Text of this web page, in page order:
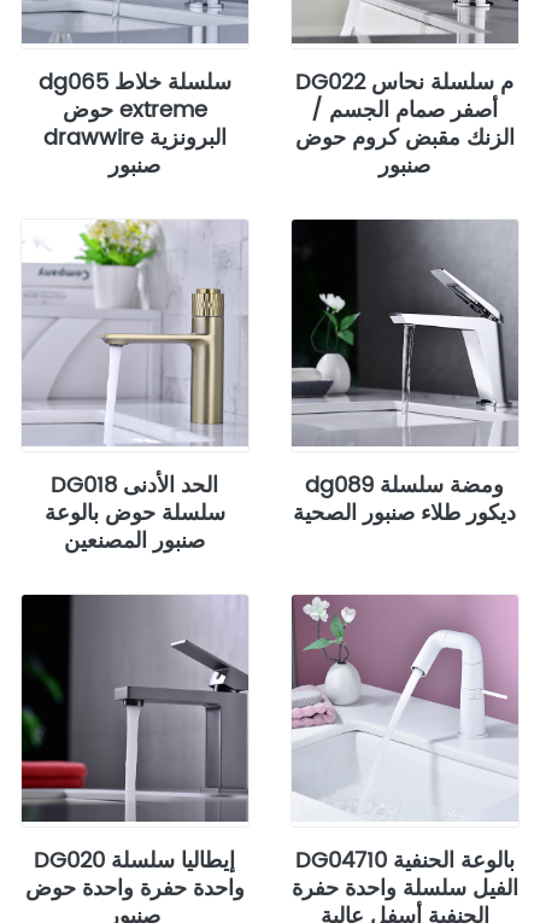
dg065 سلسلة خلاط
حوض extreme
drawwire البرونزية
صنبور
DG022 م سلسلة نحاس
أصفر صمام الجسم /
الزنك مقبض كروم حوض
صنبور
DG018 الحد الأدنى
سلسلة حوض بالوعة
صنبور المصنعين
dg089 ومضة سلسلة
ديكور طلاء صنبور الصحية
DG020 إيطاليا سلسلة
واحدة حفرة واحدة حوض
DG04710 بالوعة الحنفية
الفيل سلسلة واحدة حفرة